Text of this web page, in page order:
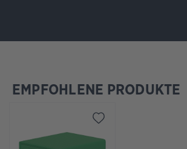
Omitir la galería de productos
EMPFOHLENE PRODUKTE